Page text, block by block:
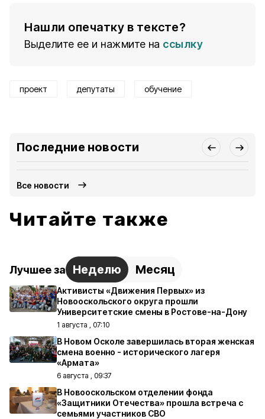
Нашли опечатку в тексте?
Выделите ее и нажмите на ссылку
проект депутаты обучение
Последние новости
Все новости
Читайте также
Лучшее за Неделю Месяц
Активисты «Движения Первых» из
Новооскольского округа прошли
Университетские смены в Ростове-на-Дону
1 августа , 07:10
В Новом Осколе завершилась вторая женская
смена военно - исторического лагеря
«Армата»
6 августа , 09:37
В Новооскольском отделении фонда
«Защитники Отечества» прошла встреча с
семьями участников СВО